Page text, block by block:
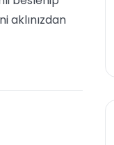
aklınızdan